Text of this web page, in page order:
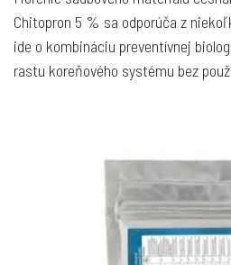
Chitopron 5 % sa odporúča z
ide o kombináciu preventívnej
rastu koreňového systému bez